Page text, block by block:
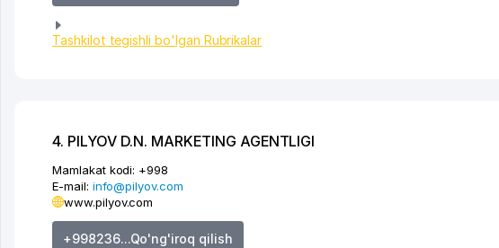
Tashkilot tegishli bo'lgan Rubrikalar
4. PILYOV D.N. MARKETING AGENTLIGI
Mamlakat kodi: +998
E-mail: info@pilyov.com
www.pilyov.com
+998236...Qo'ng'iroq qilish